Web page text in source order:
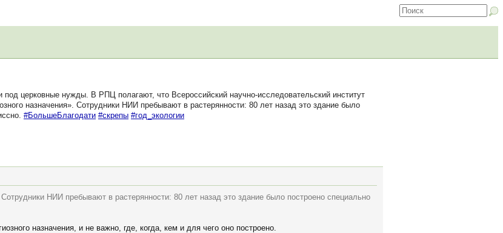
церковные нужды. В РПЦ полагают, что Всероссийский научно-исследовательский институт
назначения». Сотрудники НИИ пребывают в растерянности: 80 лет назад это здание было
#БольшеБлагодати #скрепы #год_экологии
НИИ пребывают в растерянности: 80 лет назад это здание было построено специально
назначения, и не важно, где, когда, кем и для чего оно построено.